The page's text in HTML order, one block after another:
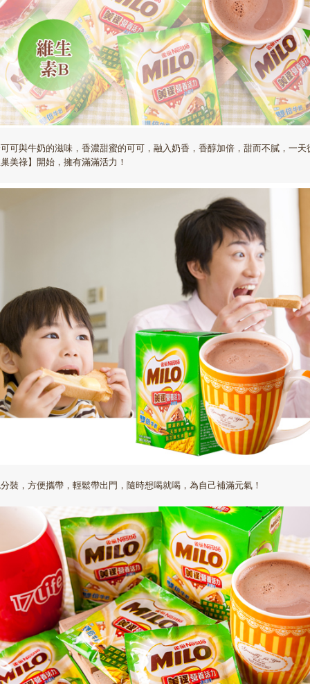
可與牛奶的滋味，香濃甜蜜的可可，融入奶香，香醇加倍，甜而不膩，一天
美祿】開始，擁有滿滿活力！
裝，方便攜帶，輕鬆帶出門，隨時想喝就喝，為自己補滿元氣！